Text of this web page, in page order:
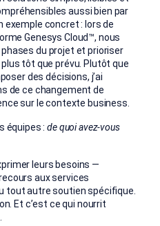
aussi bien par
exemple concret : lors de
Genesys Cloud™, nous
du projet et prioriser
tôt que prévu. Plutôt que
des décisions, j’ai
de ce changement de
sur le contexte business.
équipes :de quoi avez-vous
leurs besoins —
aux services
tout autre soutien spécifique.
Et c’est ce qui nourrit